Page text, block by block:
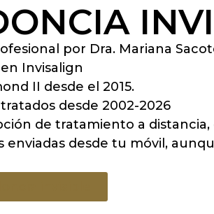
por Dra. Mariana
Invisalign
II desde el 2015.
desde 2002-2026
de tratamiento a
enviadas desde tu móvil,